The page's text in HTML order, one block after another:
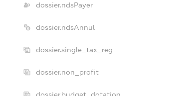
dossier.ndsPayer
dossier.ndsAnnul
dossier.single_tax_reg
dossier.non_profit
dossier.budget_dotation